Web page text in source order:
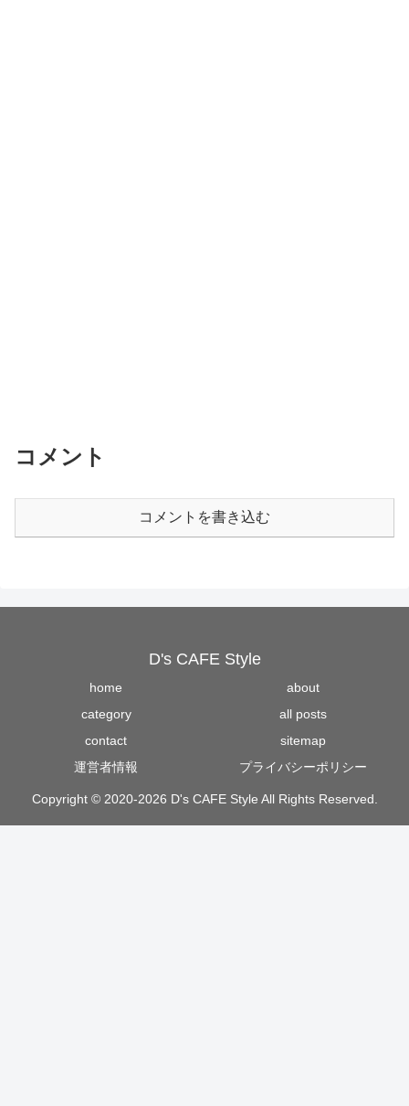
コメント
コメントを書き込む
D's CAFE Style
home
about
category
all posts
contact
sitemap
運営者情報
プライバシーポリシー
Copyright © 2020-2026 D's CAFE Style All Rights Reserved.